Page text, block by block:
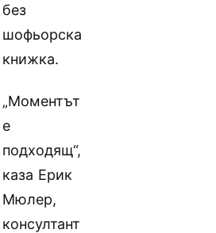
без
шофьорска
книжка.
„Моментът
е
подходящ“,
каза Ерик
Мюлер,
консултант